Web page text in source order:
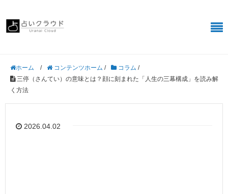
ホーム / コンテンツホーム / コラム /
三停（さんてい）の意味とは？顔に刻まれた「人生の三幕構成」を読み解
く方法
2026.04.02